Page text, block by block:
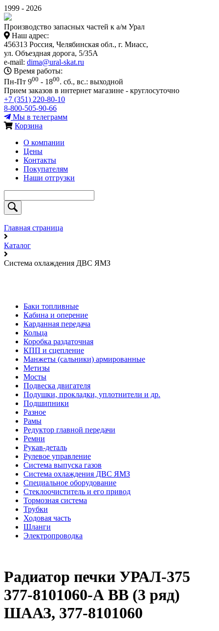
1999 - 2026
Производство запасных частей к а/м Урал
Наш адрес:
456313 Россия, Челябинская обл., г. Миасс,
ул. Объездная дорога, 5/35А
e-mail: dima@ural-skat.ru
Время работы:
Пн-Пт 900 - 1800. сб., вс.: выходной
Прием заказов в интернет магазине - круглосуточно
+7 (351) 220-80-10
8-800-505-90-66
Мы в телеграмм
Корзина
О компании
Цены
Контакты
Покупателям
Наши отгрузки
Главная страница
Каталог
Система охлаждения ДВС ЯМЗ
Баки топливные
Кабина и оперение
Карданная передача
Кольца
Коробка раздаточная
КПП и сцепление
Манжеты (сальники) армированные
Метизы
Мосты
Подвеска двигателя
Подушки, прокладки, уплотнители и др.
Подшипники
Разное
Рамы
Редуктор главной передачи
Ремни
Рукав-деталь
Рулевое управление
Система выпуска газов
Система охлаждения ДВС ЯМЗ
Специальное оборудование
Стеклоочиститель и его привод
Тормозная система
Трубки
Ходовая часть
Шланги
Электропроводка
Радиатор печки УРАЛ-375
377-8101060-А ВВ (3 ряд)
ШААЗ, 377-8101060